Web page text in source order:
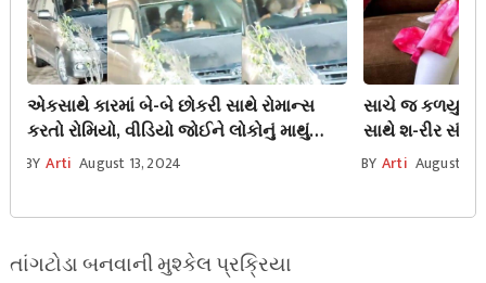
એકસાથે કારમાં બે-બે છોકરી સાથે રોમાન્સ
કરતો રોમિયો, વીડિયો જોઈને લોકોનું માથું
શરમથી ઝૂકી જશે
BY Arti August 13, 2024
સાચે જ કળયુગ
સાથે શ-રીર
મિત્ર સાથે જે
BY Arti August
તાંગટોડા બનવાની મુશ્કેલ પ્રક્રિયા